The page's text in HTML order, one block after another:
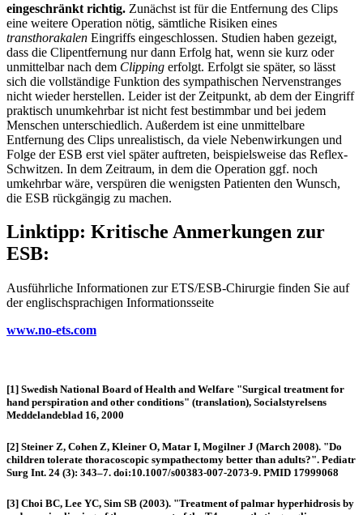
eingeschränkt richtig. Zunächst ist für die Entfernung des Clips
eine weitere Operation nötig, sämtliche Risiken eines
transthorakalen Eingriffs eingeschlossen. Studien haben gezeigt,
dass die Clipentfernung nur dann Erfolg hat, wenn sie kurz oder
unmittelbar nach dem Clipping erfolgt. Erfolgt sie später, so lässt
sich die vollständige Funktion des sympathischen Nervenstranges
nicht wieder herstellen. Leider ist der Zeitpunkt, ab dem der Eingriff
praktisch unumkehrbar ist nicht fest bestimmbar und bei jedem
Menschen unterschiedlich. Außerdem ist eine unmittelbare
Entfernung des Clips unrealistisch, da viele Nebenwirkungen und
Folge der ESB erst viel später auftreten, beispielsweise das Reflex-
Schwitzen. In dem Zeitraum, in dem die Operation ggf. noch
umkehrbar wäre, verspüren die wenigsten Patienten den Wunsch,
die ESB rückgängig zu machen.
Linktipp: Kritische Anmerkungen zur
ESB:
Ausführliche Informationen zur ETS/ESB-Chirurgie finden Sie auf
der englischsprachigen Informationsseite
www.no-ets.com
[1] Swedish National Board of Health and Welfare "Surgical treatment for
hand perspiration and other conditions" (translation), Socialstyrelsens
Meddelandeblad 16, 2000
[2] Steiner Z, Cohen Z, Kleiner O, Matar I, Mogilner J (March 2008). "Do
children tolerate thoracoscopic sympathectomy better than adults?". Pediatr
Surg Int. 24 (3): 343–7. doi:10.1007/s00383-007-2073-9. PMID 17999068
[3] Choi BC, Lee YC, Sim SB (2003). "Treatment of palmar hyperhidrosis by